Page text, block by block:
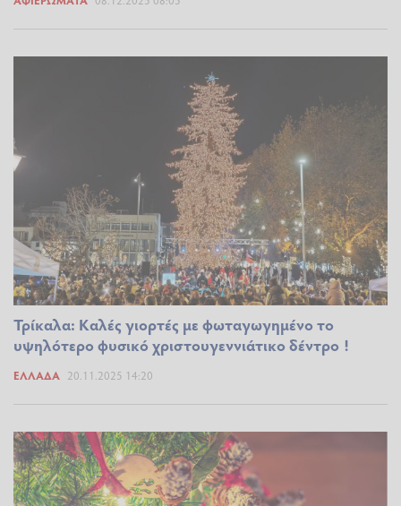
Τρίκαλα: Καλές γιορτές με φωταγωγημένο το
υψηλότερο φυσικό χριστουγεννιάτικο δέντρο !
ΕΛΛΆΔΑ 20.11.2025 14:20